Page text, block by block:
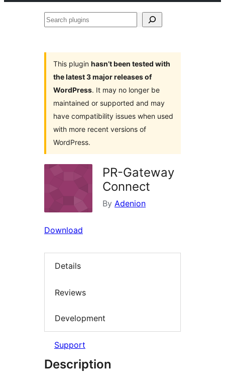
Search
This plugin hasn’t been tested with
the latest 3 major releases of
WordPress. It may no longer be
maintained or supported and may
have compatibility issues when used
with more recent versions of
WordPress.
PR-Gateway
Connect
By Adenion
Download
Details
Reviews
Development
Support
Description